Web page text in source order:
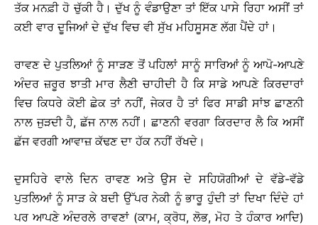
ਤੱਕ ਮਨਫ਼ੀ ਹੋ ਚੁੱਕੀ ਹੈ। ਦੁੱਖ ਨੂੰ ਵੰਡਾਉਣਾ ਤਾਂ ਇੱਕ ਪਾਸੇ ਰਿਹਾ ਅਸੀਂ ਤਾਂ
ਕਈ ਵਾਰ ਦੂਜਿਆਂ ਦੇ ਦੁੱਖ ਵਿਚ ਵੀ ਸੁੱਖ ਮਹਿਸੂਸਣ ਲੱਗ ਪੈਂਦੇ ਹਾਂ।
ਰਾਵਣ ਦੇ ਪੁਤਲਿਆਂ ਨੂੰ ਸਾੜਣ ਤੋਂ ਪਹਿਲਾਂ ਸਾਨੂੰ ਸਾਰਿਆਂ ਨੂੰ ਆਪੋ-ਆਪਣੇ
ਅੰਦਰ ਜ਼ਰੂਰ ਝਾਤੀ ਮਾਰ ਲੈਣੀ ਚਾਹੀਦੀ ਹੈ ਕਿ ਸਾਡੇ ਆਪਣੇ ਕਿਰਦਾਰਾਂ
ਵਿਚ ਕਿਧਰੇ ਕੋਈ ਛੇਕ ਤਾਂ ਨਹੀਂ, ਜੇਕਰ ਹੈ ਤਾਂ ਫਿਰ ਸਾਡੀ ਸਾਂਝ ਛਾਣਨੀ
ਨਾਲ ਜੁੜਦੀ ਹੈ, ਛੱਜ ਨਾਲ ਨਹੀਂ। ਛਾਣਨੀ ਵਰਗਾ ਕਿਰਦਾਰ ਲੈ ਕਿ ਅਸੀਂ
ਛੱਜ ਵਰਗੀ ਆਵਾਜ਼ ਕੱਢਣ ਦਾ ਹੱਕ ਨਹੀਂ ਰੱਖਦੇ।
ਦੁਸਹਿਰੇ ਵਾਲੇ ਦਿਨ ਰਾਵਣ ਅਤੇ ਉਸ ਦੇ ਸਹਿਯੋਗੀਆਂ ਦੇ ਵੱਡੇ-ਵੱਡੇ
ਪੁਤਲਿਆਂ ਨੂੰ ਸਾੜ ਕੇ ਬਦੀ ਉੱਪਰ ਨੇਕੀ ਨੂੰ ਭਾਰੂ ਹੁੰਦੀ ਤਾਂ ਦਿਖਾ ਦਿੰਦੇ ਹਾਂ
ਪਰ ਆਪਣੇ ਅੰਦਰਲੇ ਰਾਵਣਾਂ (ਕਾਮ, ਕ੍ਰੋਧ, ਲੋਭ, ਮੋਹ ਤੇ ਹੰਕਾਰ ਆਦਿ)